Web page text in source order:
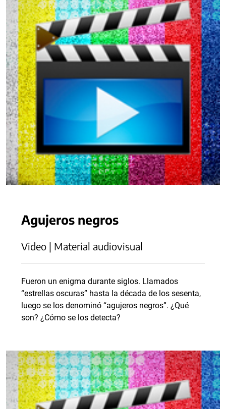
Agujeros negros
Video | Material audiovisual
Fueron un enigma durante siglos. Llamados
“estrellas oscuras” hasta la década de los sesenta,
luego se los denominó “agujeros negros”. ¿Qué
son? ¿Cómo se los detecta?